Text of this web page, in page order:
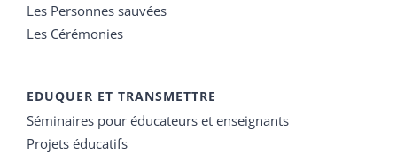
Les Personnes sauvées
Les Cérémonies
EDUQUER ET TRANSMETTRE
Séminaires pour éducateurs et enseignants
Projets éducatifs